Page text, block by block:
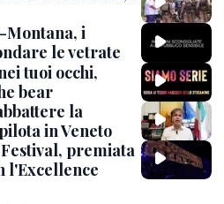
Montana, i
le vetrate
tuoi occhi,
bear
la
in Veneto
premiata
l'Excellence